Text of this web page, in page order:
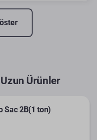
Ürünler
Sac 2B(1 ton)